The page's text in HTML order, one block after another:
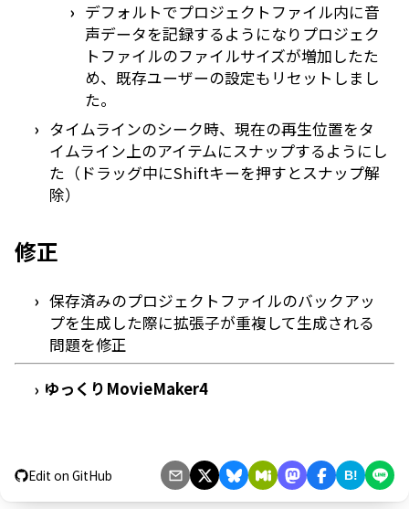
デフォルトでプロジェクトファイル内に音
声データを記録するようになりプロジェク
トファイルのファイルサイズが増加したた
め、既存ユーザーの設定もリセットしまし
た。
タイムラインのシーク時、現在の再生位置をタ
イムライン上のアイテムにスナップするようにし
た（ドラッグ中にShiftキーを押すとスナップ解
除）
修正
保存済みのプロジェクトファイルのバックアッ
プを生成した際に拡張子が重複して生成される
問題を修正
› ゆっくりMovieMaker4
Edit on GitHub B!